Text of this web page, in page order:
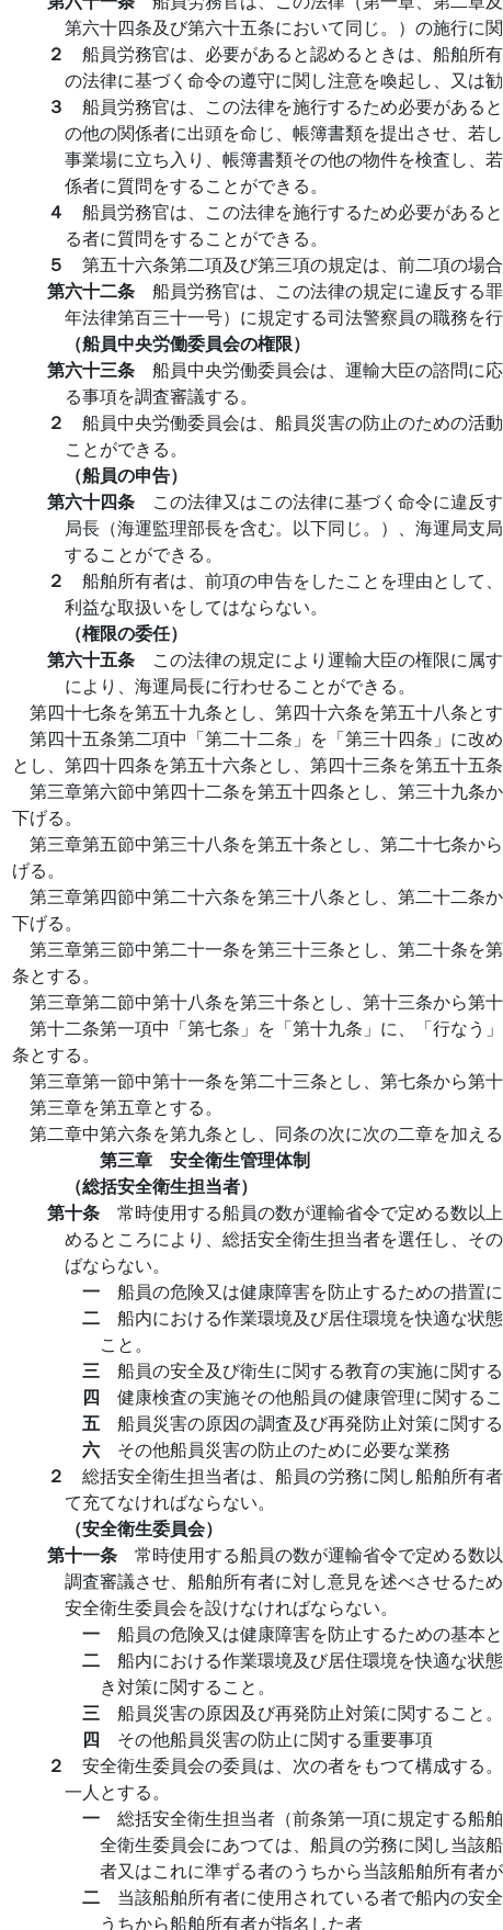
第六十四条及び第六十五条において同じ。）の施行に
２ 船員労務官は、必要があると認めるときは、船舶所
の法律に基づく命令の遵守に関し注意を喚起し、又は勧
３ 船員労務官は、この法律を施行するため必要がある
の他の関係者に出頭を命じ、帳簿書類を提出させ、若
事業場に立ち入り、帳簿書類その他の物件を検査し、
係者に質問をすることができる。
４ 船員労務官は、この法律を施行するため必要がある
る者に質問をすることができる。
５ 第五十六条第二項及び第三項の規定は、前二項の場合
第六十二条 船員労務官は、この法律の規定に違反する
年法律第百三十一号）に規定する司法警察員の職務を行
（船員中央労働委員会の権限）
第六十三条 船員中央労働委員会は、運輸大臣の諮問に
る事項を調査審議する。
２ 船員中央労働委員会は、船員災害の防止のための活
ことができる。
（船員の申告）
第六十四条 この法律又はこの法律に基づく命令に違反
局長（海運監理部長を含む。以下同じ。）、海運局支
することができる。
２ 船舶所有者は、前項の申告をしたことを理由として
利益な取扱いをしてはならない。
（権限の委任）
第六十五条 この法律の規定により運輸大臣の権限に属
により、海運局長に行わせることができる。
第四十七条を第五十九条とし、第四十六条を第五十八条とす
第四十五条第二項中「第二十二条」を「第三十四条」に改
とし、第四十四条を第五十六条とし、第四十三条を第五十五条
第三章第六節中第四十二条を第五十四条とし、第三十九条
下げる。
第三章第五節中第三十八条を第五十条とし、第二十七条か
げる。
第三章第四節中第二十六条を第三十八条とし、第二十二条
下げる。
第三章第三節中第二十一条を第三十三条とし、第二十条を
条とする。
第三章第二節中第十八条を第三十条とし、第十三条から第
第十二条第一項中「第七条」を「第十九条」に、「行なう
条とする。
第三章第一節中第十一条を第二十三条とし、第七条から第
第三章を第五章とする。
第二章中第六条を第九条とし、同条の次に次の二章を加える
第三章 安全衛生管理体制
（総括安全衛生担当者）
第十条 常時使用する船員の数が運輸省令で定める数以
めるところにより、総括安全衛生担当者を選任し、そ
ばならない。
一 船員の危険又は健康障害を防止するための措置に
二 船内における作業環境及び居住環境を快適な状
こと。
三 船員の安全及び衛生に関する教育の実施に関する
四 健康検査の実施その他船員の健康管理に関するこ
五 船員災害の原因の調査及び再発防止対策に関する
六 その他船員災害の防止のために必要な業務
２ 総括安全衛生担当者は、船員の労務に関し船舶所有
て充てなければならない。
（安全衛生委員会）
第十一条 常時使用する船員の数が運輸省令で定める数
調査審議させ、船舶所有者に対し意見を述べさせるた
安全衛生委員会を設けなければならない。
一 船員の危険又は健康障害を防止するための基本
二 船内における作業環境及び居住環境を快適な状
き対策に関すること。
三 船員災害の原因及び再発防止対策に関すること。
四 その他船員災害の防止に関する重要事項
２ 安全衛生委員会の委員は、次の者をもつて構成する
一人とする。
一 総括安全衛生担当者（前条第一項に規定する船
全衛生委員会にあつては、船員の労務に関し当該
者又はこれに準ずる者のうちから当該船舶所有者が
二 当該船舶所有者に使用されている者で船内の安
うちから船舶所有者が指名した者